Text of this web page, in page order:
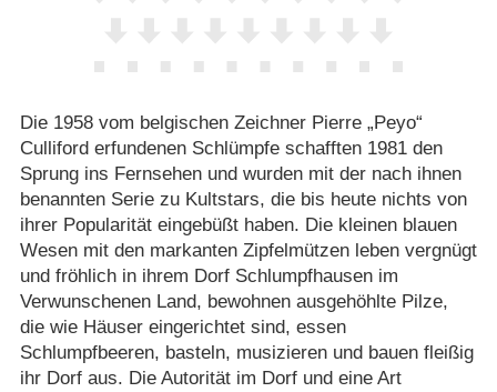
Die 1958 vom belgischen Zeichner Pierre „Peyo“
Culliford erfundenen Schlümpfe schafften 1981 den
Sprung ins Fernsehen und wurden mit der nach ihnen
benannten Serie zu Kultstars, die bis heute nichts von
ihrer Popularität eingebüßt haben. Die kleinen blauen
Wesen mit den markanten Zipfelmützen leben vergnügt
und fröhlich in ihrem Dorf Schlumpfhausen im
Verwunschenen Land, bewohnen ausgehöhlte Pilze,
die wie Häuser eingerichtet sind, essen
Schlumpfbeeren, basteln, musizieren und bauen fleißig
ihr Dorf aus. Die Autorität im Dorf und eine Art